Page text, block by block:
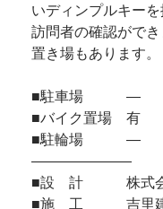
いディンプルキー
訪問者の確認がで
置き場もあります。
■駐車場 ―
■バイク置場 有
■駐輪場 ―
―――――――
■設 計 株式会社
■施 工 吉里建